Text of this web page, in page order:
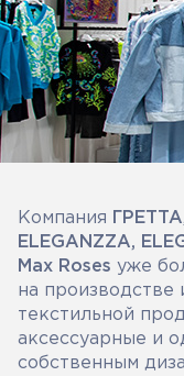
Компания ГРЕТТА
ELEGANZZA,
Max Roses уже
на производстве
текстильной
аксессуарные и
собственным